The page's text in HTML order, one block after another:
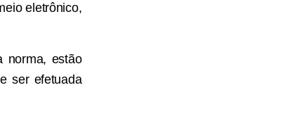
eletrônico,
norma, estão
ser efetuada